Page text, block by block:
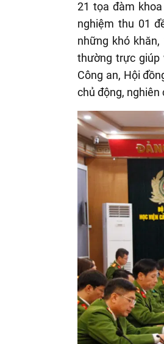
21 tọa đàm
nghiệm thu 01
những khó
thường trực giúp
Công an, Hội
chủ động,